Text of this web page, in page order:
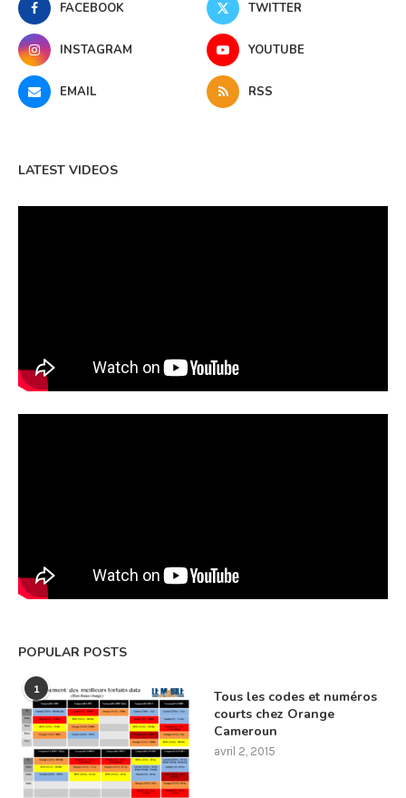
FACEBOOK TWITTER
INSTAGRAM YOUTUBE
EMAIL RSS
LATEST VIDEOS
POPULAR POSTS
1
Tous les codes et numéros
courts chez Orange
Cameroun
avril 2, 2015